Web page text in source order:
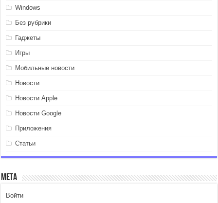
Windows
Без рубрики
Гаджеты
Игры
Мобильные новости
Новости
Новости Apple
Новости Google
Приложения
Статьи
Мета
Войти